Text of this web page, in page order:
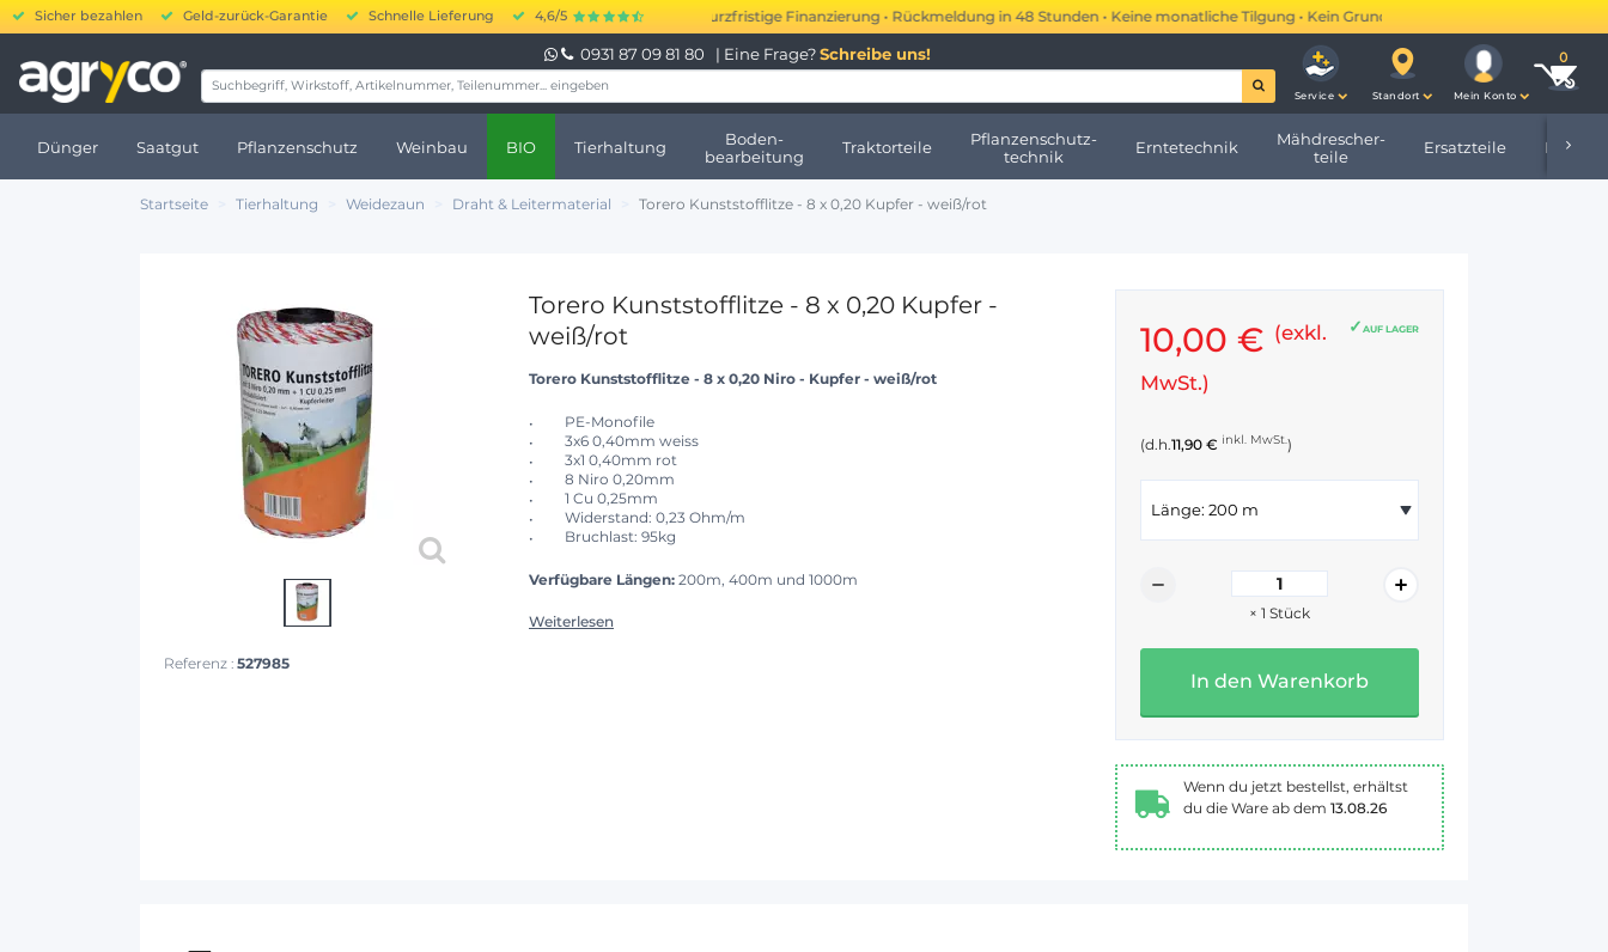
Sicher bezahlen Geld-zurück-Garantie Schnelle Lieferung 4,6/5
20.000 bis 250.000 € kurzfristige Finanzierung • Rückmeldung in 48 Stunden • Keine monatliche Tilgung • Kein Grundbucheintrag •
0931 87 09 81 80 | Eine Frage? Schreibe uns!
Service Standort Mein Konto
Dünger Saatgut Pflanzenschutz Weinbau BIO Tierhaltung
Boden-
bearbeitung
Traktorteile
Pflanzenschutz-
technik
Erntetechnik
Mähdrescher-
teile
Ersatzteile
Startseite Tierhaltung Weidezaun Draht & Leitermaterial Torero Kunststofflitze - 8 x 0,20 Kupfer - weiß/rot
Referenz : 527985
Torero Kunststofflitze - 8 x 0,20 Kupfer -
weiß/rot
Torero Kunststofflitze - 8 x 0,20 Niro - Kupfer - weiß/rot
PE-Monofile
3x6 0,40mm weiss
3x1 0,40mm rot
8 Niro 0,20mm
1 Cu 0,25mm
Widerstand: 0,23 Ohm/m
Bruchlast: 95kg
Verfügbare Längen: 200m, 400m und 1000m
Weiterlesen
AUF LAGER
10,00 € (exkl.
MwSt.)
(d.h.11,90 € inkl. MwSt.)
× 1 Stück
In den Warenkorb
Wenn du jetzt bestellst, erhältst
du die Ware ab dem 13.08.26